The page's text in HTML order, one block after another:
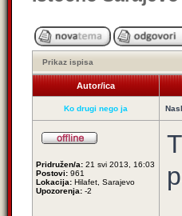
Prikaz ispisa
Autor/ica
Ko drugi nego ja
Pridružen/a: 21 svi 2013, 16:03
Postovi: 961
Lokacija: Hilafet, Sarajevo
Upozorenja: -2